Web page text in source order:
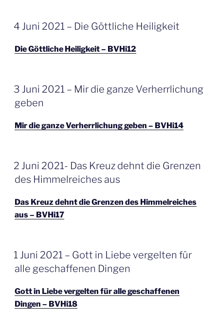
GEPLAATST
OP
4 Juni 2021 – Die Göttliche Heiligkeit
Die Göttliche Heiligkeit – BVHi12
GEPLAATST
OP
3 Juni 2021 – Mir die ganze Verherrlichung
geben
Mir die ganze Verherrlichung geben – BVHi14
GEPLAATST
OP
2 Juni 2021- Das Kreuz dehnt die Grenzen
des Himmelreiches aus
Das Kreuz dehnt die Grenzen des Himmelreiches
aus – BVHi17
GEPLAATST
OP
1 Juni 2021 – Gott in Liebe vergelten für
alle geschaffenen Dingen
Gott in Liebe vergelten für alle geschaffenen
Dingen – BVHi18